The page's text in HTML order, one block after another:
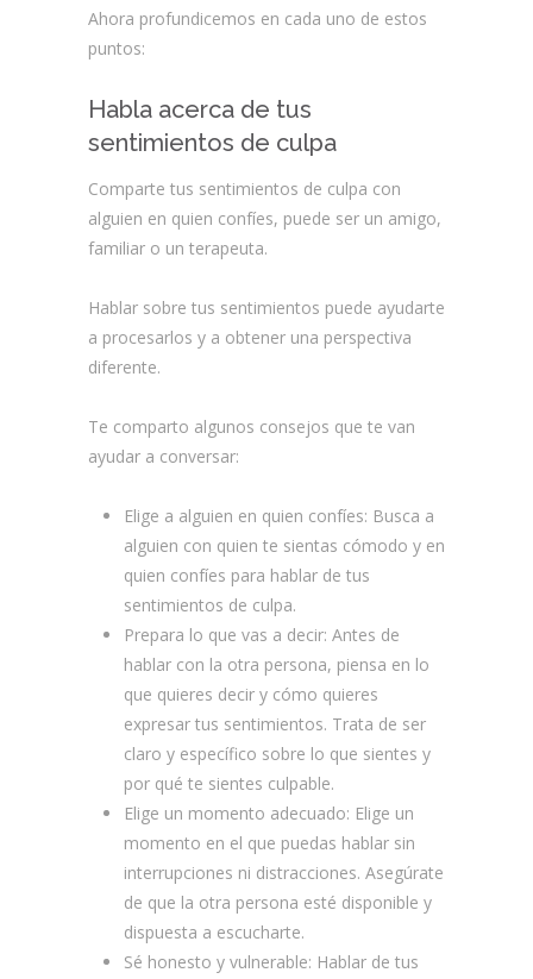
Ahora profundicemos en cada uno de estos
puntos:
Habla acerca de tus
sentimientos de culpa
Comparte tus sentimientos de culpa con
alguien en quien confíes, puede ser un amigo,
familiar o un terapeuta.
Hablar sobre tus sentimientos puede ayudarte
a procesarlos y a obtener una perspectiva
diferente.
Te comparto algunos consejos que te van
ayudar a conversar:
Elige a alguien en quien confíes: Busca a
alguien con quien te sientas cómodo y en
quien confíes para hablar de tus
sentimientos de culpa.
Prepara lo que vas a decir: Antes de
hablar con la otra persona, piensa en lo
que quieres decir y cómo quieres
expresar tus sentimientos. Trata de ser
claro y específico sobre lo que sientes y
por qué te sientes culpable.
Elige un momento adecuado: Elige un
momento en el que puedas hablar sin
interrupciones ni distracciones. Asegúrate
de que la otra persona esté disponible y
dispuesta a escucharte.
Sé honesto y vulnerable: Hablar de tus